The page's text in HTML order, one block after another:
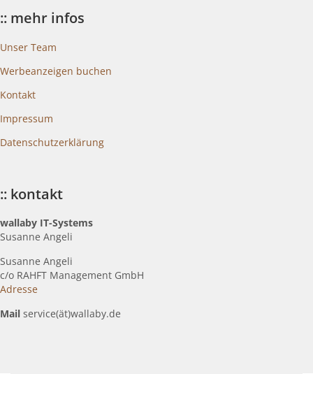
:: mehr infos
Unser Team
Werbeanzeigen buchen
Kontakt
Impressum
Datenschutzerklärung
:: kontakt
wallaby IT-Systems
Susanne Angeli
Susanne Angeli
c/o RAHFT Management GmbH
Adresse
Mail service(ät)wallaby.de